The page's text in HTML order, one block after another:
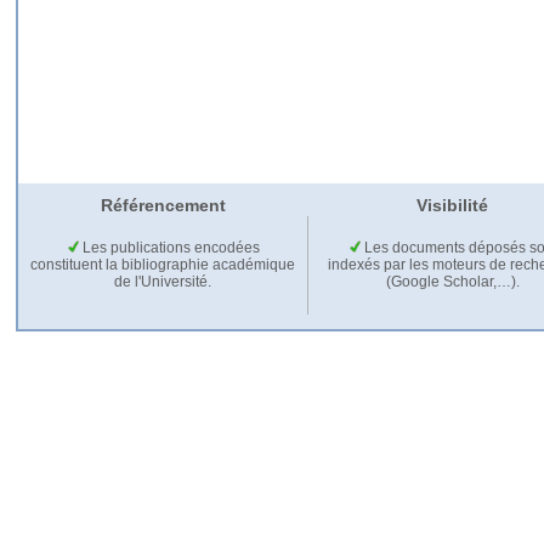
Référencement Visibilité
Les publications encodées
constituent la bibliographie académique
de l'Université.
Les documents déposés
indexés par les moteurs de
(Google Scholar,…).